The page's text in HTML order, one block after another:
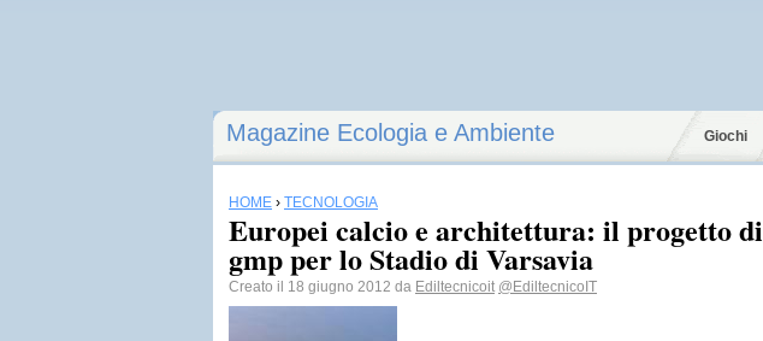
Magazine Ecologia e Ambiente Giochi
HOME › TECNOLOGIA
Europei calcio e architettura: il progetto di
gmp per lo Stadio di Varsavia
Creato il 18 giugno 2012 da Ediltecnicoit @EdiltecnicoIT